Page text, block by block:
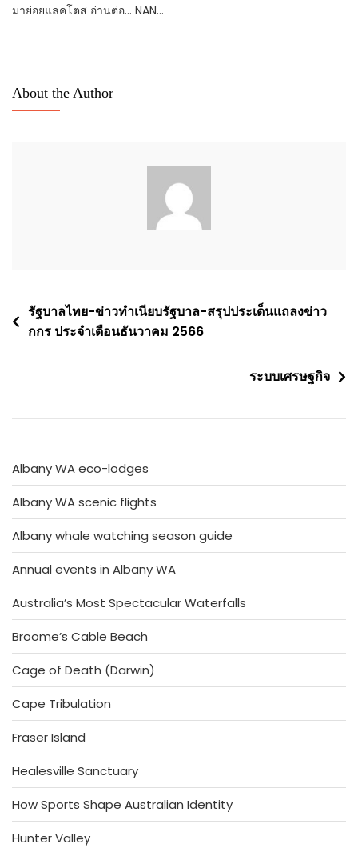
มาย่อยแลคโตส อ่านต่อ... NAN…
About the Author
Post
navigation
รัฐบาลไทย-ข่าวทำเนียบรัฐบาล-สรุปประเด็นแถลงข่าว
กกร ประจำเดือนธันวาคม 2566
ระบบเศรษฐกิจ
Albany WA eco-lodges
Albany WA scenic flights
Albany whale watching season guide
Annual events in Albany WA
Australia’s Most Spectacular Waterfalls
Broome’s Cable Beach
Cage of Death (Darwin)
Cape Tribulation
Fraser Island
Healesville Sanctuary
How Sports Shape Australian Identity
Hunter Valley